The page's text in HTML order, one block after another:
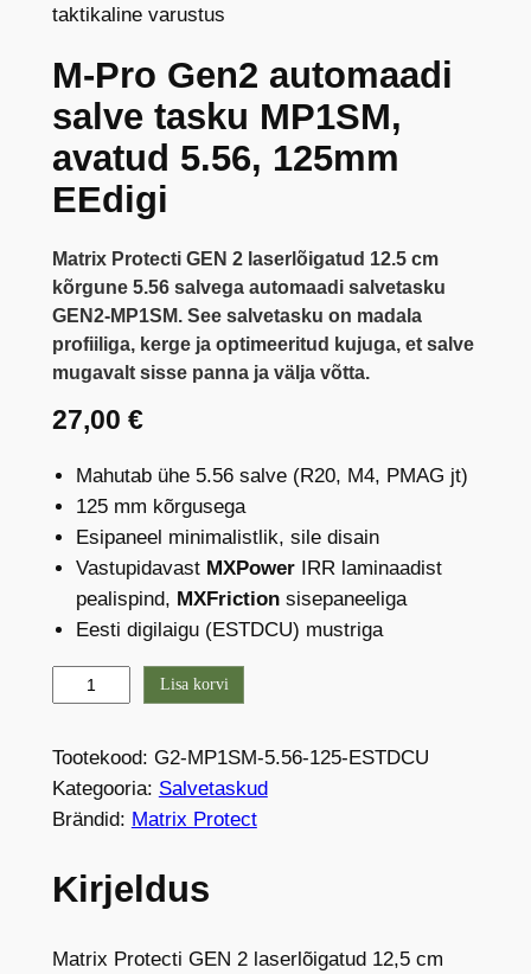
M-Pro Gen2 automaadi
salve tasku MP1SM,
avatud 5.56, 125mm
EEdigi
Matrix Protecti GEN 2 laserlõigatud 12.5 cm
kõrgune 5.56 salvega automaadi salvetasku
GEN2-MP1SM. See salvetasku on madala
profiiliga, kerge ja optimeeritud kujuga, et salve
mugavalt sisse panna ja välja võtta.
27,00 €
Mahutab ühe 5.56 salve (R20, M4, PMAG jt)
125 mm kõrgusega
Esipaneel minimalistlik, sile disain
Vastupidavast MXPowerIRR laminaadist
pealispind, MXFrictionsisepaneeliga
Eesti digilaigu (ESTDCU) mustriga
-
r
o
G
n
a
Lisa korvi
Tootekood: G2-MP1SM-5.56-125-ESTDCU
Kategooria: Salvetaskud
Brändid: Matrix Protect
Kirjeldus
Matrix Protecti GEN 2 laserlõigatud 12,5 cm